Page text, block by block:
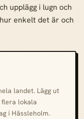
upplägg i lugn och
enkelt det är och
landet. Lägg ut
lokala
i Hässleholm.